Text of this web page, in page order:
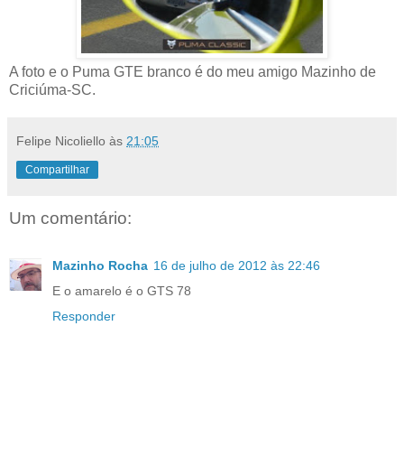
A foto e o Puma GTE branco é do meu amigo Mazinho de
Criciúma-SC.
Felipe Nicoliello às 21:05
Compartilhar
Um comentário:
Mazinho Rocha 16 de julho de 2012 às 22:46
E o amarelo é o GTS 78
Responder